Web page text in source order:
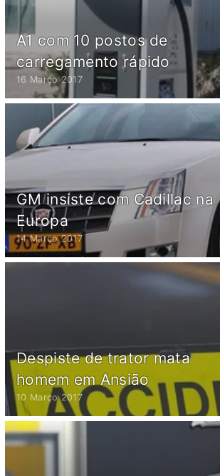
A1 com 10 postos de
carregamento rápido
16 Março 2017
GM insiste com Cadillac na
Europa
14 Março 2017
Despiste de trator mata
homem em Ansião
10 Março 2017